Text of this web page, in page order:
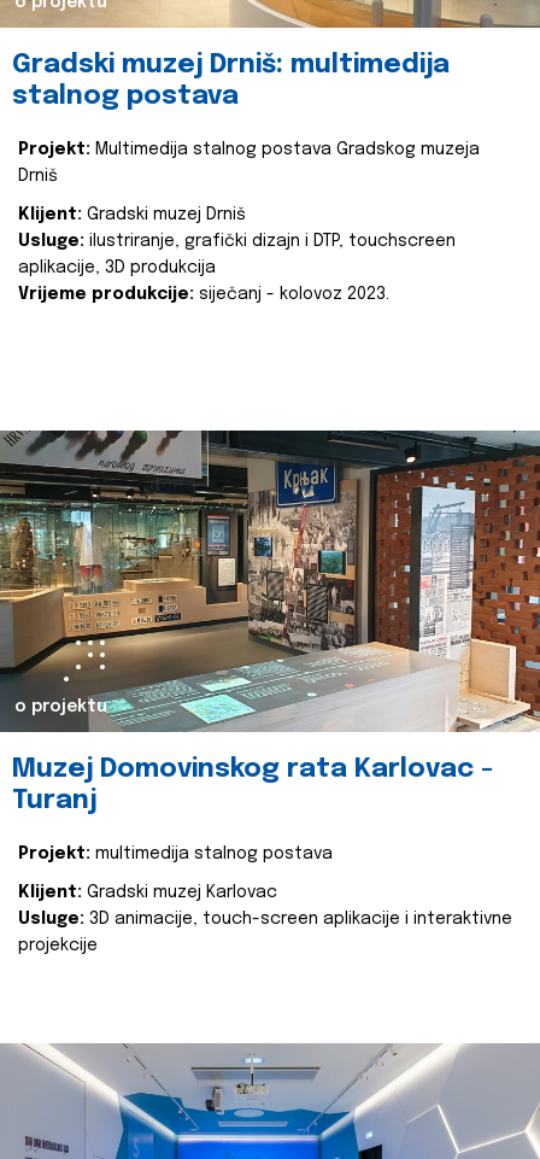
Gradski muzej Drniš: multimedija
stalnog postava
Projekt: Multimedija stalnog postava Gradskog muzeja
Drniš
Klijent: Gradski muzej Drniš
Usluge: ilustriranje, grafički dizajn i DTP, touchscreen
aplikacije, 3D produkcija
Vrijeme produkcije: siječanj - kolovoz 2023.
o projektu
Muzej Domovinskog rata Karlovac -
Turanj
Projekt: multimedija stalnog postava
Klijent: Gradski muzej Karlovac
Usluge: 3D animacije, touch-screen aplikacije i interaktivne
projekcije